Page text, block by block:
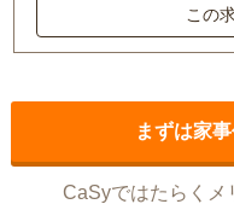
この
まずは家
CaSyではたらくメ